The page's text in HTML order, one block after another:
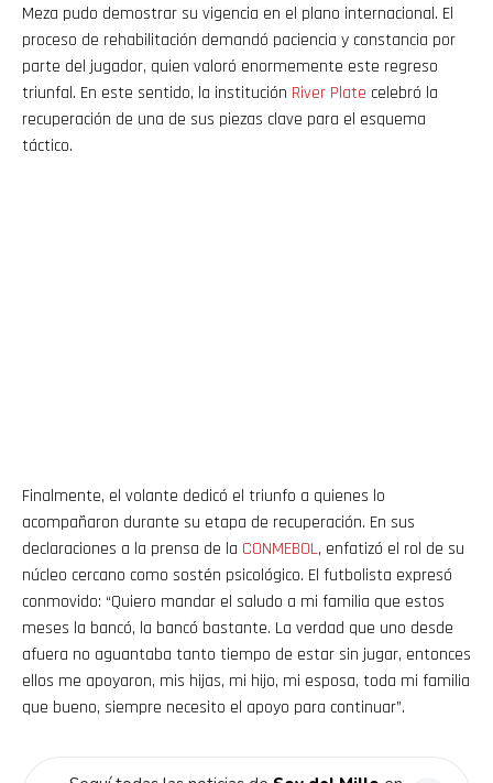
Meza pudo demostrar su vigencia en el plano internacional. El
proceso de rehabilitación demandó paciencia y constancia por
parte del jugador, quien valoró enormemente este regreso
triunfal. En este sentido, la institución River Plate celebró la
recuperación de una de sus piezas clave para el esquema
táctico.
Finalmente, el volante dedicó el triunfo a quienes lo
acompañaron durante su etapa de recuperación. En sus
declaraciones a la prensa de la CONMEBOL, enfatizó el rol de su
núcleo cercano como sostén psicológico. El futbolista expresó
conmovido: “Quiero mandar el saludo a mi familia que estos
meses la bancó, la bancó bastante. La verdad que uno desde
afuera no aguantaba tanto tiempo de estar sin jugar, entonces
ellos me apoyaron, mis hijas, mi hijo, mi esposa, toda mi familia
que bueno, siempre necesito el apoyo para continuar”.
Pinterest
Whatsapp
Email